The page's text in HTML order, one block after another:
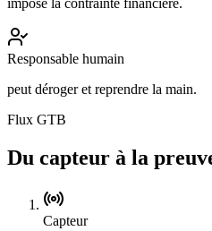
impose la contrainte financière.
Responsable humain
peut déroger et reprendre la main.
Flux GTB
Du capteur à la
Capteur